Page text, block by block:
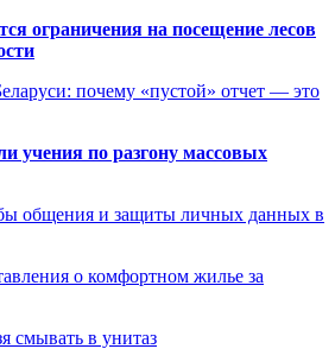
ограничения на посещение лесов
почему «пустой» отчет — это
учения по разгону массовых
общения и защиты личных данных в
о комфортном жилье за
смывать в унитаз